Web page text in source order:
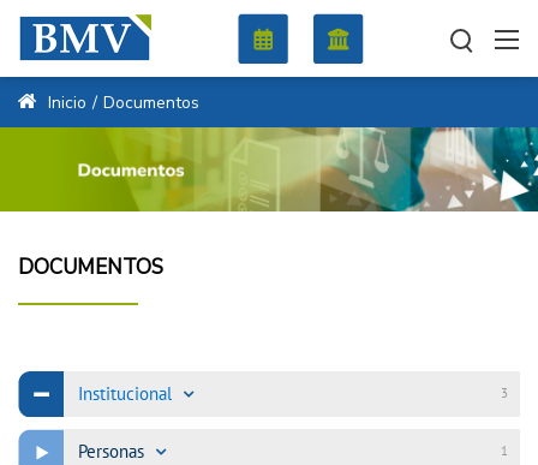
Inicio / Documentos
DOCUMENTOS
3
Institucional
1
Personas